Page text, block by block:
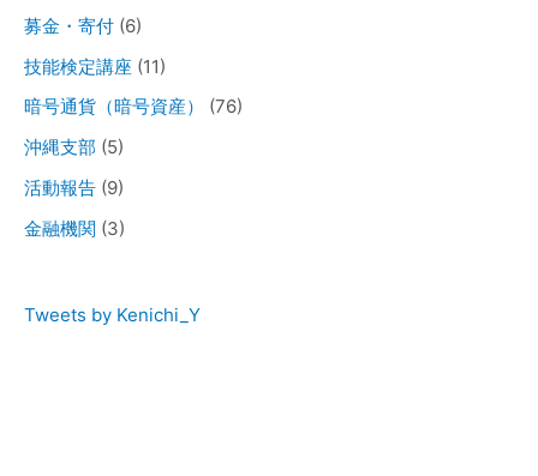
募金・寄付 (6)
技能検定講座 (11)
暗号通貨（暗号資産）
(76)
沖縄支部 (5)
活動報告 (9)
金融機関 (3)
Tweets by Kenichi_Y